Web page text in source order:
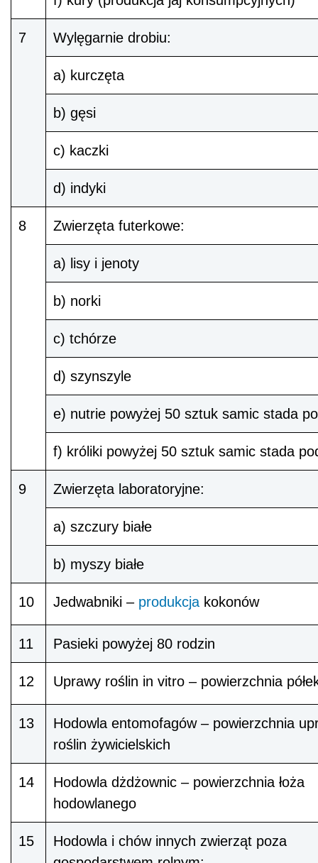
7 Wylęgarnie drobiu:
a) kurczęta
b) gęsi
c) kaczki
d) indyki
8 Zwierzęta futerkowe:
a) lisy i jenoty
b) norki
c) tchórze
d) szynszyle
e) nutrie powyżej 50 sztuk samic stada
f) króliki powyżej 50 sztuk samic stada
9 Zwierzęta laboratoryjne:
a) szczury białe
b) myszy białe
10 Jedwabniki – produkcja kokonów
11 Pasieki powyżej 80 rodzin
12 Uprawy roślin in vitro – powierzchnia
13
Hodowla entomofagów – powierzchnia
roślin żywicielskich
14
Hodowla dżdżownic – powierzchnia łoża
hodowlanego
15
Hodowla i chów innych zwierząt poza